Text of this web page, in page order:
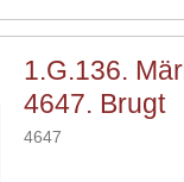
1.G.136.
4647. Brugt
4647